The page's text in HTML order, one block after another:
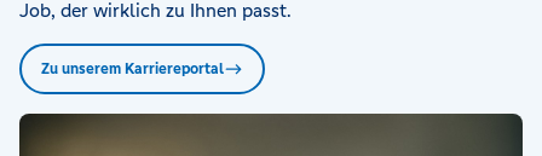
Job, der wirklich zu Ihnen passt.
Zu unserem Karriereportal